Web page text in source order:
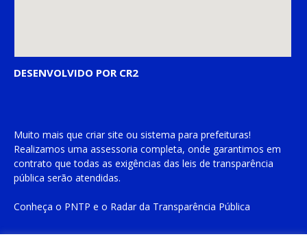
DESENVOLVIDO POR CR2
Muito mais que criar site ou sistema para prefeituras!
Realizamos uma assessoria completa, onde garantimos em
contrato que todas as exigências das leis de transparência
pública serão atendidas.
Conheça o PNTP e o Radar da Transparência Pública